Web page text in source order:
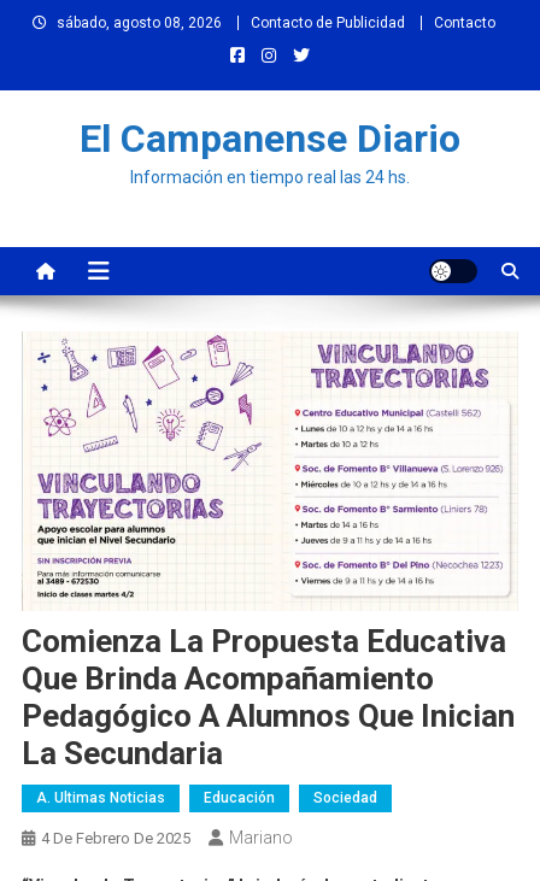
sábado, agosto 08, 2026 Contacto de Publicidad Contacto
El Campanense Diario
Información en tiempo real las 24 hs.
Comienza La Propuesta Educativa
Que Brinda Acompañamiento
Pedagógico A Alumnos Que Inician
La Secundaria
A. Ultimas Noticias Educación Sociedad
4 De Febrero De 2025 Mariano